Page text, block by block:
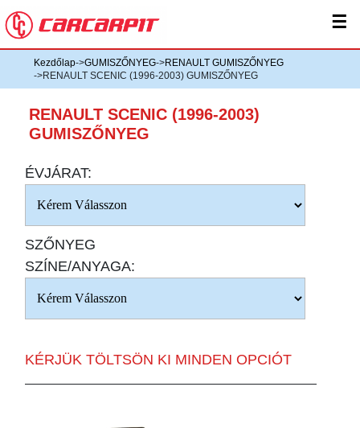
☰
Kezdőlap->GUMISZŐNYEG->RENAULT GUMISZŐNYEG
->RENAULT SCENIC (1996-2003) GUMISZŐNYEG
RENAULT SCENIC (1996-2003)
GUMISZŐNYEG
ÉVJÁRAT:
SZŐNYEG
SZÍNE/ANYAGA:
KÉRJÜK TÖLTSÖN KI MINDEN OPCIÓT